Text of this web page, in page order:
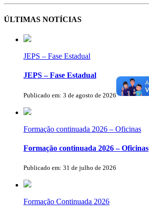
ÚLTIMAS NOTÍCIAS
JEPS – Fase Estadual
JEPS – Fase Estadual
Publicado em: 3 de agosto de 2026
Formação continuada 2026 – Oficinas
Formação continuada 2026 – Oficinas
Publicado em: 31 de julho de 2026
Formação Continuada 2026